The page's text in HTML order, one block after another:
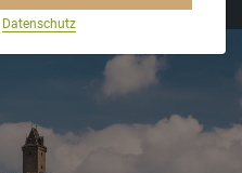
Datenschutz